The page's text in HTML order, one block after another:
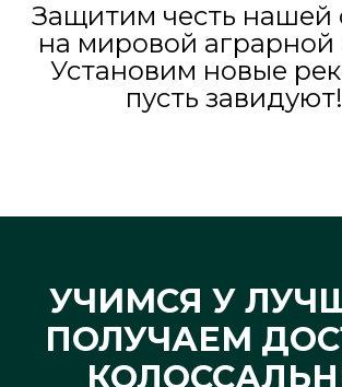
Защитим честь нашей
на мировой аграрной
Установим новые
пусть завидуют!
УЧИМСЯ У
ПОЛУЧАЕМ